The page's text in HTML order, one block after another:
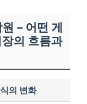
– 어떤 게
의 흐름과
의 변화